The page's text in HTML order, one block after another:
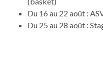
Du 16 au 22 août :
Du 25 au 28 août :